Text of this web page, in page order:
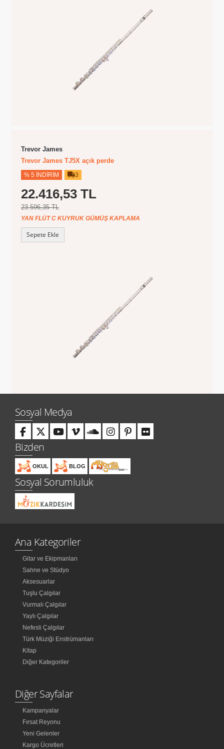
Trevor James
Trevor James TJ5X açık perde
% 5 İNDIRIM 3
22.416,53 TL
23.596,35 TL
YAN FLÜT C KUYRUK GÜMÜŞ KAPLAMA
Sepete Ekle
Sosyal Medya
Bizden
OKUL BLOG
Sosyal Sorumluluk
Ana Kategoriler
Gitar ve Ekipmanları
Sahne ve Stüdyo
Aksesuarlar
Tuşlu Çalgılar
Vurmalı Çalgılar
Yaylı Çalgılar
Nefesli Çalgılar
Türk Müziği Enstrümanları
Kitap
Diğer Kategoriler
Diğer Sayfalar
Kampanyalar
Fırsat Reyonu
Yeni Gelenler
Kargo Ücretleri